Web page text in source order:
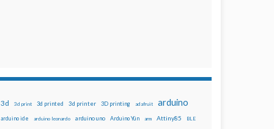
3d 3d print 3d printed 3d printer 3D printing adafruit arduino
arduino ide arduino leonardo arduino uno Arduino Yún arm Attiny85 BLE